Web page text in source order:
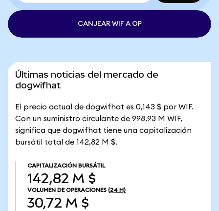
CANJEAR WIF A OP
Últimas noticias del mercado de
dogwifhat
El precio actual de dogwifhat es 0,143 $ por WIF.
Con un suministro circulante de 998,93 M WIF,
significa que dogwifhat tiene una capitalización
bursátil total de 142,82 M $.
CAPITALIZACIÓN BURSÁTIL
142,82 M $
VOLUMEN DE OPERACIONES (24 H)
30,72 M $